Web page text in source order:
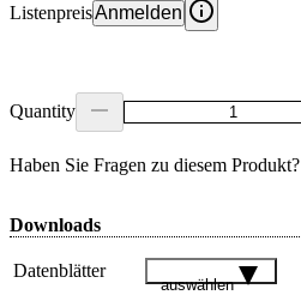
ListenpreisAnmelden
Quantity
Haben Sie Fragen zu diesem Produkt?
Downloads
Datenblätter
auswählen